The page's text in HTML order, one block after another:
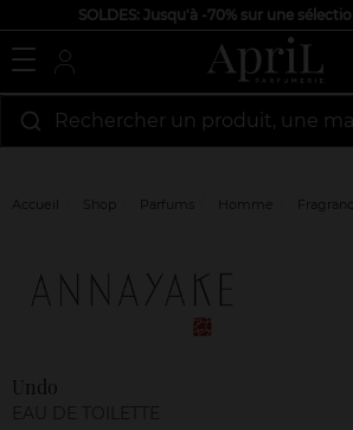
SOLDES: Jusqu'à -70% sur une
Rechercher un produit, une
Accueil Shop Parfums Homme
Undo